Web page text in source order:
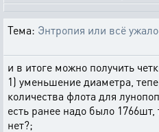
Тема: Энтропия или всё
и в итоге можно получить
1) уменьшение диаметра,
количества флота для
есть ранее надо было
нет?;